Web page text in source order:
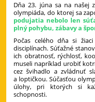
Dňa 23. júna sa na našej
olympiáda, do ktorej sa
podujatia nebolo len
plný pohybu, zábavy a
Počas celého dňa si
disciplínach. Súťažné
ich obratnosť, rýchlosť,
museli napríklad urobiť
cez švihadlo a zvládnuť
a loptičkou. Súčasťou
úlohy, pri ktorých si
schopnosti.